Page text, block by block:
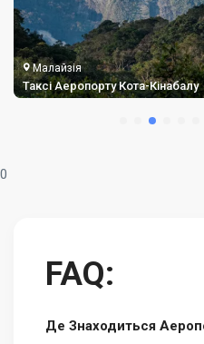
Малайзія
Таксі Аеропорту Кота-Кінабалу
0
FAQ:
Де Знаходиться